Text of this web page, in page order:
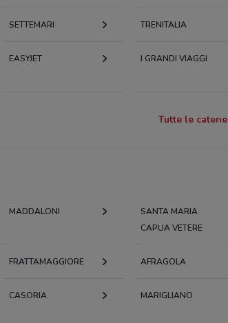
SETTEMARI TRENITALIA
EASYJET I GRANDI VIAGGI
Tutte le catene
MADDALONI
SANTA MARIA
CAPUA VETERE
FRATTAMAGGIORE AFRAGOLA
CASORIA MARIGLIANO